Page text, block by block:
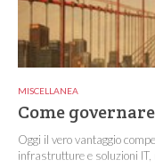
MISCELLANEA
Come
Oggi il vero vantaggio
infrastrutture e soluzioni IT,